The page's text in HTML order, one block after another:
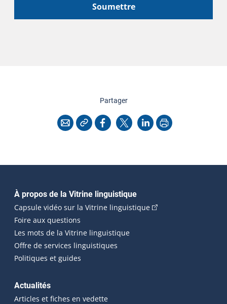
Soumettre
Partagercette page
CourrielCopier l'adresse
Facebook
X LinkedInImprimer
Navigation principale
À propos de la Vitrine linguistique
Capsule vidéo sur la Vitrine linguistique(Cet hyperlien
Foire aux questions
Les mots de la Vitrine linguistique
Offre de services linguistiques
Politiques et guides
Actualités
Articles et fiches en vedette